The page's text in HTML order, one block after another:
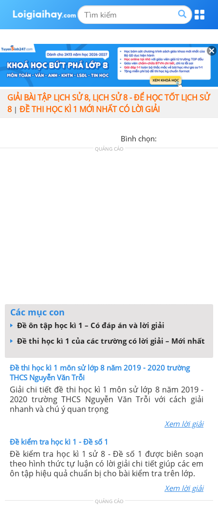
GIẢI BÀI TẬP LỊCH SỬ 8, LỊCH SỬ 8 - ĐỂ HỌC TỐT LỊCH SỬ
8 | ĐỀ THI HỌC KÌ 1 MỚI NHẤT CÓ LỜI GIẢI
Bình chọn:
QUẢNG CÁO
Các mục con
Đề ôn tập học kì 1 – Có đáp án và lời giải
Đề thi học kì 1 của các trường có lời giải – Mới nhất
Đề thi học kì 1 môn sử lớp 8 năm 2019 - 2020 trường
THCS Nguyễn Văn Trỗi
Giải chi tiết đề thi học kì 1 môn sử lớp 8 năm 2019 -
2020 trường THCS Nguyễn Văn Trỗi với cách giải
nhanh và chú ý quan trọng
Xem lời giải
Đề kiểm tra học kì 1 - Đề số 1
Đề kiểm tra học kì 1 sử 8 - Đề số 1 được biên soạn
theo hình thức tự luận có lời giải chi tiết giúp các em
ôn tập hiệu quả chuẩn bị cho bài kiểm tra trên lớp.
Xem lời giải
QUẢNG CÁO